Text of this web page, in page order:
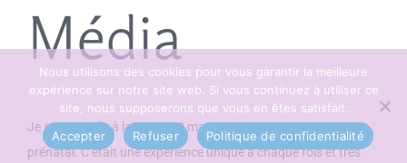
Média
Je suis passée à la tv avec 2 mamans que je suivais en yoga
prénatal. C’était une expérience unique à chaque fois et très
Nous utilisons des cookies pour vous garantir la meilleure
expérience sur notre site web. Si vous continuez à utiliser ce
site, nous supposerons que vous en êtes satisfait.
Accepter
Refuser Politique de confidentialité